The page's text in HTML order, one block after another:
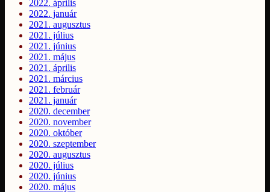
2022. április
2022. január
2021. augusztus
2021. július
2021. június
2021. május
2021. április
2021. március
2021. február
2021. január
2020. december
2020. november
2020. október
2020. szeptember
2020. augusztus
2020. július
2020. június
2020. május